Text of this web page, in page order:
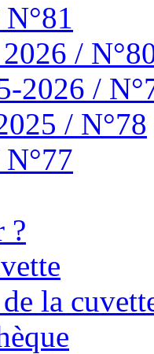
/
2026 /
/ N°78
?
la